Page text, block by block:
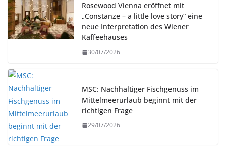
Rosewood Vienna eröffnet mit
„Constanze – a little love story“ eine
neue Interpretation des Wiener
Kaffeehauses
30/07/2026
MSC: Nachhaltiger Fischgenuss im
Mittelmeerurlaub beginnt mit der
richtigen Frage
29/07/2026